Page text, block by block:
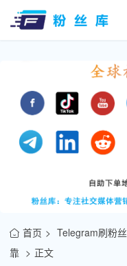
首页
Telegram刷粉
靠
正文